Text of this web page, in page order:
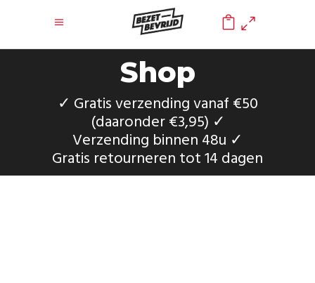
0
Shop
✓ Gratis verzending vanaf €50
(daaronder €3,95) ✓
Verzending binnen 48u ✓
Gratis retourneren tot 14 dagen